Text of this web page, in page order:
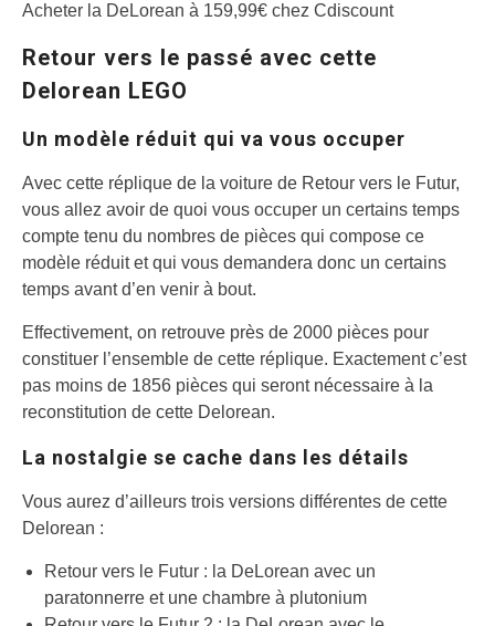
Acheter la DeLorean à 159,99€ chez Cdiscount
Retour vers le passé avec cette
Delorean LEGO
Un modèle réduit qui va vous occuper
Avec cette réplique de la voiture de Retour vers le Futur,
vous allez avoir de quoi vous occuper un certains temps
compte tenu du nombres de pièces qui compose ce
modèle réduit et qui vous demandera donc un certains
temps avant d’en venir à bout.
Effectivement, on retrouve près de 2000 pièces pour
constituer l’ensemble de cette réplique. Exactement c’est
pas moins de 1856 pièces qui seront nécessaire à la
reconstitution de cette Delorean.
La nostalgie se cache dans les détails
Vous aurez d’ailleurs trois versions différentes de cette
Delorean :
Retour vers le Futur : la DeLorean avec un
paratonnerre et une chambre à plutonium